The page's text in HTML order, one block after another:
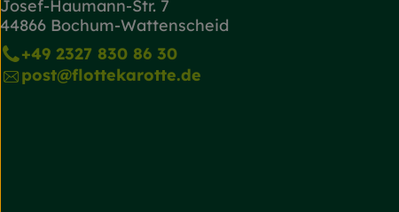
Josef-Haumann-Str. 7
44866 Bochum-Wattenscheid
+49 2327 830 86 30
post@flottekarotte.de